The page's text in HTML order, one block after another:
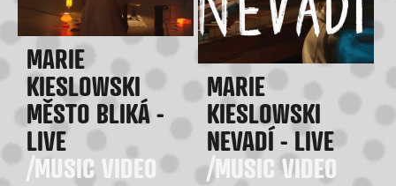
MARIE
KIESLOWSKI
MĚSTO BLIKÁ -
LIVE
/MUSIC VIDEO
MARIE
KIESLOWSKI
NEVADÍ - LIVE
/MUSIC VIDEO